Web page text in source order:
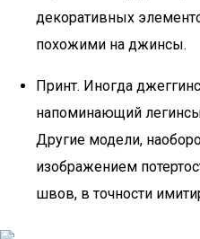
декоративных
похожими на джинсы.
Принт. Иногда
напоминающий
Другие модели,
изображением
швов, в точности